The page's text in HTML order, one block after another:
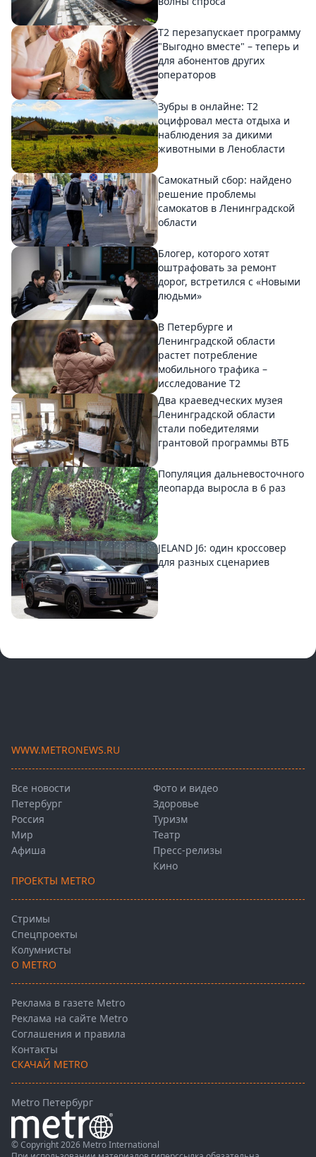
Т2 перезапускает программу
"Выгодно вместе" – теперь и
для абонентов других
операторов
Зубры в онлайне: Т2
оцифровал места отдыха и
наблюдения за дикими
животными в Ленобласти
Самокатный сбор: найдено
решение проблемы
самокатов в Ленинградской
области
Блогер, которого хотят
оштрафовать за ремонт
дорог, встретился с «Новыми
людьми»
В Петербурге и
Ленинградской области
растет потребление
мобильного трафика –
исследование T2
Два краеведческих музея
Ленинградской области
стали победителями
грантовой программы ВТБ
Популяция дальневосточного
леопарда выросла в 6 раз
JELAND J6: один кроссовер
для разных сценариев
WWW.METRONEWS.RU
Все новости
Петербург
Россия
Мир
Афиша
Фото и видео
Здоровье
Туризм
Театр
Пресс-релизы
Кино
ПРОЕКТЫ METRO
Стримы
Спецпроекты
Колумнисты
О METRO
Реклама в газете Metro
Реклама на сайте Metro
Соглашения и правила
Контакты
СКАЧАЙ METRO
Metro Петербург
© Copyright 2026 Metro International